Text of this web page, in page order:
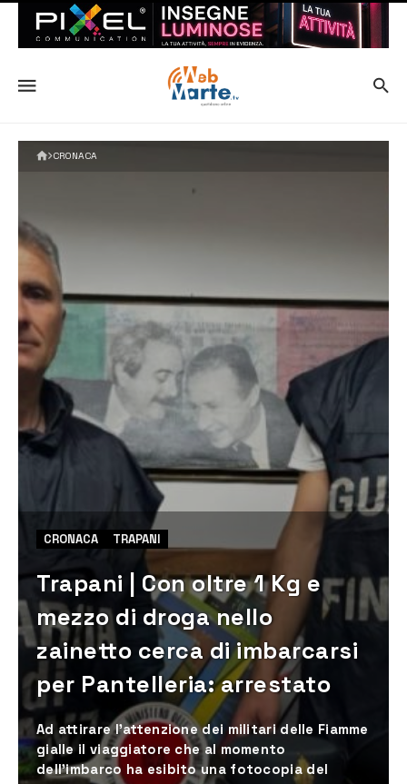
CRONACA
CRONACA TRAPANI
Trapani | Con oltre 1 Kg e
mezzo di droga nello
zainetto cerca di imbarcarsi
per Pantelleria: arrestato
Ad attirare l’attenzione dei militari delle Fiamme
gialle il viaggiatore che al momento
dell’imbarco ha esibito una fotocopia del